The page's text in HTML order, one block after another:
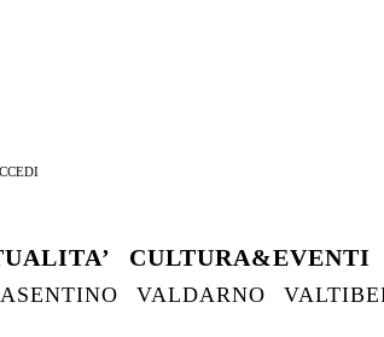
CULTURA&EVENTI
VALDARNO